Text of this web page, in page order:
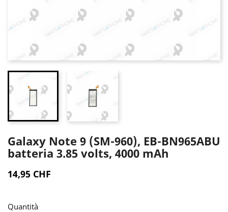
Galaxy Note 9 (SM-960), EB-BN965ABU
batteria 3.85 volts, 4000 mAh
14,95 CHF
Quantità